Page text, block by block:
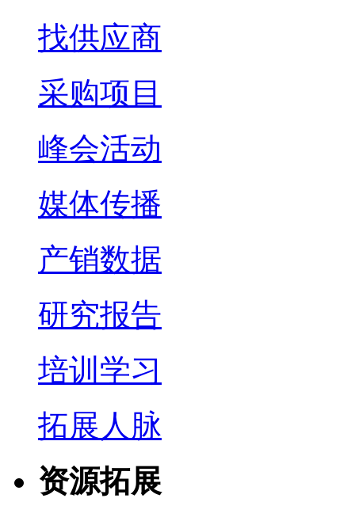
找供应商
采购项目
峰会活动
媒体传播
产销数据
研究报告
培训学习
拓展人脉
资源拓展